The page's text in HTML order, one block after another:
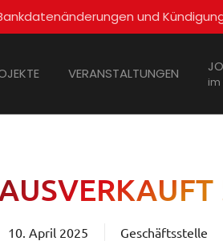
und
VERANSTALTUNGEN
10. April 2025 Geschäftsstelle